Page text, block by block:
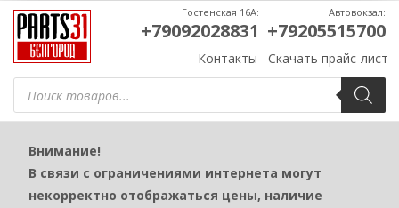
Поиск
товаров
Контакты Скачать прайс-лист
Гостенская 16А:
+79092028831
Автовокзал:
+79205515700
Внимание!
В связи с ограничениями интернета могут
некорректно отображаться цены, наличие